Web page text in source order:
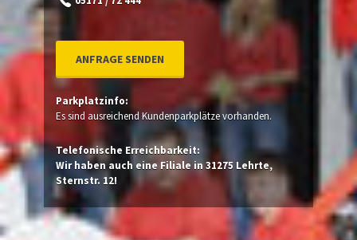
ANFRAGE SENDEN
Parkplatzinfo:
Es sind ausreichend Kundenparkplätze vorhanden.
Telefonische Erreichbarkeit:
Wir haben auch eine Filiale in 31275 Lehrte,
Sternstr. 12!